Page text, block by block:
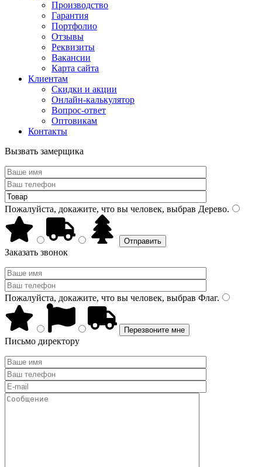
Производство
Гарантия
Портфолио
Отзывы
Реквизиты
Вакансии
Карта сайта
Клиентам
Скидки и акции
Онлайн-калькулятор
Вопрос-ответ
Оптовикам
Контакты
Вызвать замерщика
Пожалуйста, докажите, что вы человек, выбрав Дерево.
Заказать звонок
Пожалуйста, докажите, что вы человек, выбрав Флаг.
Письмо директору